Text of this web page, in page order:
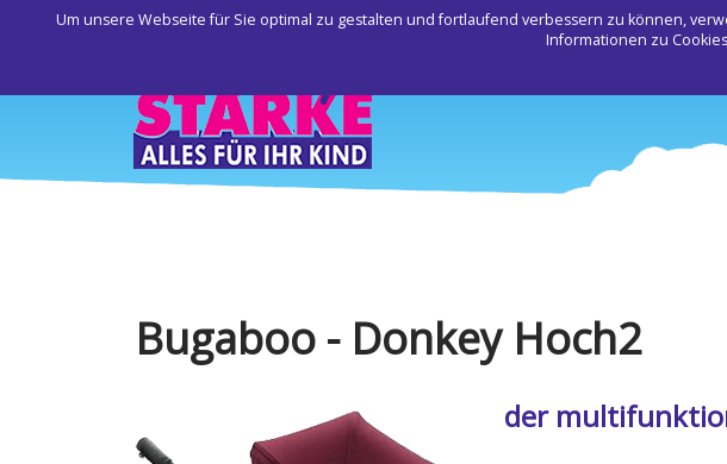
Um unsere Webseite für Sie optimal zu gestalten und fortlaufend verbessern zu können,
Informationen zu
Bugaboo - Donkey Hoch2
der